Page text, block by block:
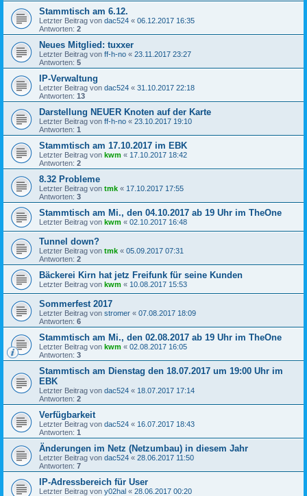
Stammtisch am 6.12.
Letzter Beitrag von dac524 « 06.12.2017 16:35
Antworten: 2
Neues Mitglied: tuxxer
Letzter Beitrag von ff-h-no « 23.11.2017 23:27
Antworten: 5
IP-Verwaltung
Letzter Beitrag von dac524 « 31.10.2017 22:18
Antworten: 13
Darstellung NEUER Knoten auf der Karte
Letzter Beitrag von ff-h-no « 23.10.2017 19:10
Antworten: 1
Stammtisch am 17.10.2017 im EBK
Letzter Beitrag von kwm « 17.10.2017 18:42
Antworten: 2
8.32 Probleme
Letzter Beitrag von tmk « 17.10.2017 17:55
Antworten: 3
Stammtisch am Mi., den 04.10.2017 ab 19 Uhr im TheOne
Letzter Beitrag von kwm « 02.10.2017 16:48
Tunnel down?
Letzter Beitrag von tmk « 05.09.2017 07:31
Antworten: 2
Bäckerei Kirn hat jetz Freifunk für seine Kunden
Letzter Beitrag von kwm « 10.08.2017 15:53
Sommerfest 2017
Letzter Beitrag von stromer « 07.08.2017 18:09
Antworten: 6
Stammtisch am Mi., den 02.08.2017 ab 19 Uhr im TheOne
Letzter Beitrag von kwm « 02.08.2017 16:05
Antworten: 3
Stammtisch am Dienstag den 18.07.2017 um 19:00 Uhr im
EBK
Letzter Beitrag von dac524 « 18.07.2017 17:14
Antworten: 2
Verfügbarkeit
Letzter Beitrag von dac524 « 16.07.2017 18:43
Antworten: 1
Änderungen im Netz (Netzumbau) in diesem Jahr
Letzter Beitrag von dac524 « 28.06.2017 11:50
Antworten: 7
IP-Adressbereich für User
Letzter Beitrag von y02hal « 28.06.2017 00:20